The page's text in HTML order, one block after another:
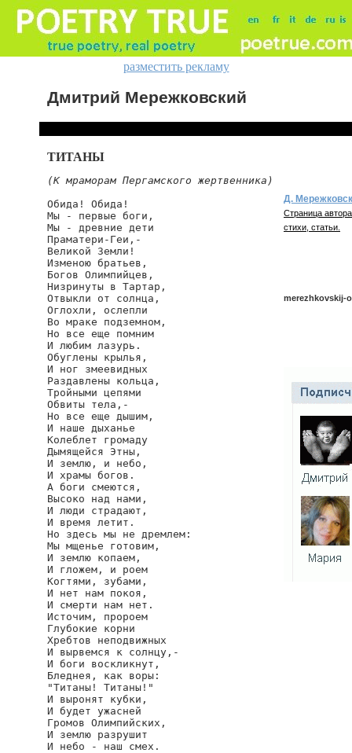
разместить рекламу
Дмитрий Мережковский
ТИТАНЫ
(К мраморам Пергамского жертвенника)
Обида! Обида!
Мы - первые боги,
Мы - древние дети
Праматери-Геи,-
Великой Земли!
Изменою братьев,
Богов Олимпийцев,
Низринуты в Тартар,
Отвыкли от солнца,
Оглохли, ослепли
Во мраке подземном,
Но все еще помним
И любим лазурь.
Обуглены крылья,
И ног змеевидных
Раздавлены кольца,
Тройными цепями
Обвиты тела,-
Но все еще дышим,
И наше дыханье
Колеблет громаду
Дымящейся Этны,
И землю, и небо,
И храмы богов.
А боги смеются,
Высоко над нами,
И люди страдают,
И время летит.
Но здесь мы не дремлем:
Мы мщенье готовим,
И землю копаем,
И гложем, и роем
Когтями, зубами,
И нет нам покоя,
И смерти нам нет.
Источим, пророем
Глубокие корни
Хребтов неподвижных
И вырвемся к солнцу,-
И боги воскликнут,
Бледнея, как воры:
"Титаны! Титаны!"
И выронят кубки,
И будет ужасней
Громов Олимпийских,
И землю разрушит
И небо - наш смех.
Д.
Страница
стихи, статьи.
merezhkovskij-